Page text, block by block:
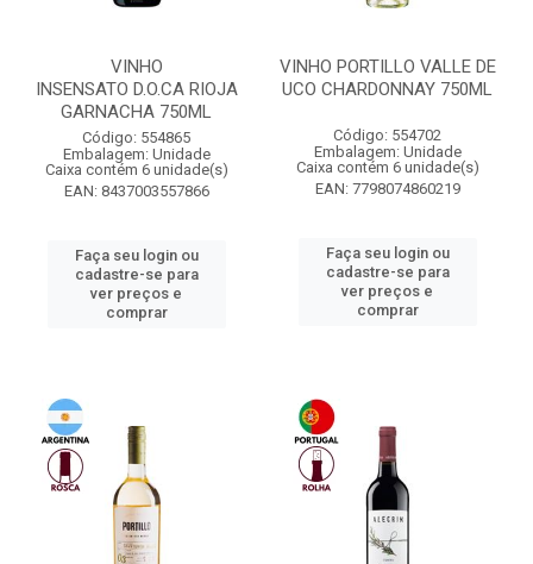
VINHO
INSENSATO D.O.CA RIOJA
GARNACHA 750ML
Código: 554865
Embalagem: Unidade
Caixa contém 6 unidade(s)
EAN: 8437003557866
Faça seu login ou
cadastre-se para
ver preços e
comprar
VINHO PORTILLO VALLE DE
UCO CHARDONNAY 750ML
Código: 554702
Embalagem: Unidade
Caixa contém 6 unidade(s)
EAN: 7798074860219
Faça seu login ou
cadastre-se para
ver preços e
comprar